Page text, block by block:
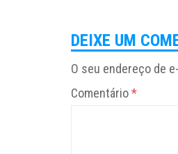
DEIXE UM
O seu endereço de
Comentário*